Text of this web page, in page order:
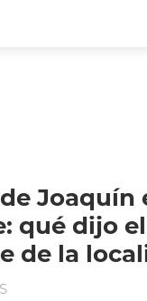
Joaquín
qué dijo el
de la